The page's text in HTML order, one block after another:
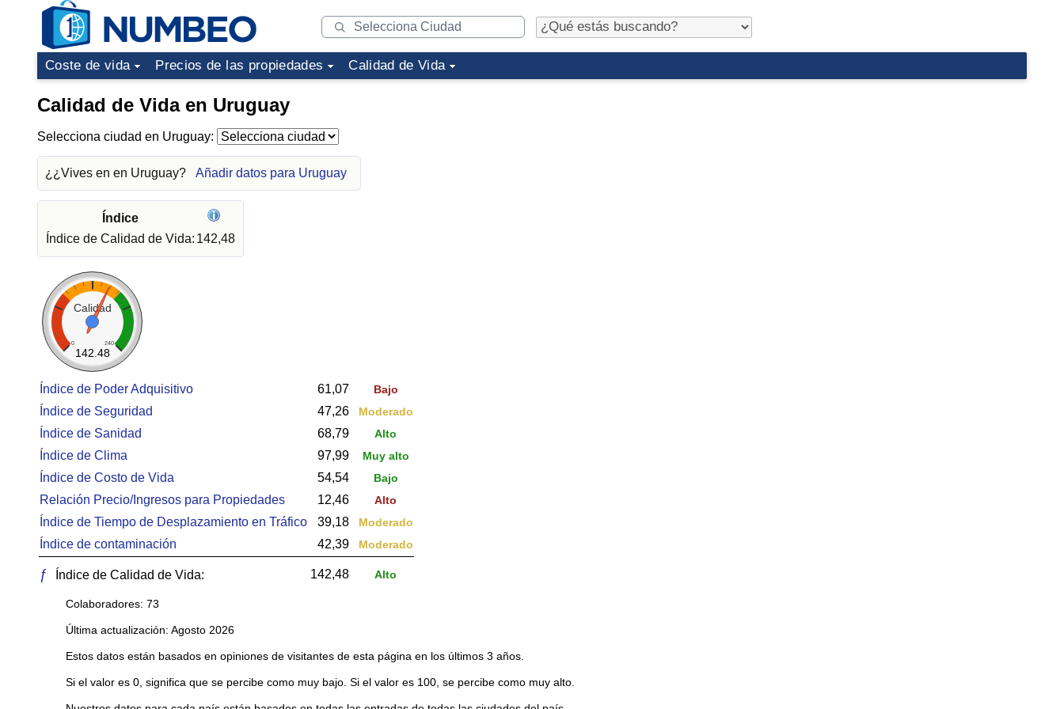
Coste de vida Precios de las propiedades Calidad de Vida
Calidad de Vida en Uruguay
Selecciona ciudad en Uruguay:
¿¿Vives en en Uruguay? Añadir datos para Uruguay
Índice
Índice de Calidad de Vida: 142,48
Calidad
0 240
142.48
Índice de Poder Adquisitivo 61,07 Bajo
Índice de Seguridad 47,26 Moderado
Índice de Sanidad 68,79 Alto
Índice de Clima 97,99 Muy alto
Índice de Costo de Vida 54,54 Bajo
Relación Precio/Ingresos para Propiedades 12,46 Alto
Índice de Tiempo de Desplazamiento en Tráfico 39,18 Moderado
Índice de contaminación 42,39 Moderado
ƒ Índice de Calidad de Vida: 142,48 Alto
Colaboradores: 73
Última actualización: Agosto 2026
Estos datos están basados en opiniones de visitantes de esta página en los últimos 3 años.
Si el valor es 0, significa que se percibe como muy bajo. Si el valor es 100, se percibe como muy alto.